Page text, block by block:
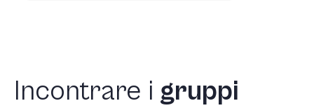
Incontrare i gruppi